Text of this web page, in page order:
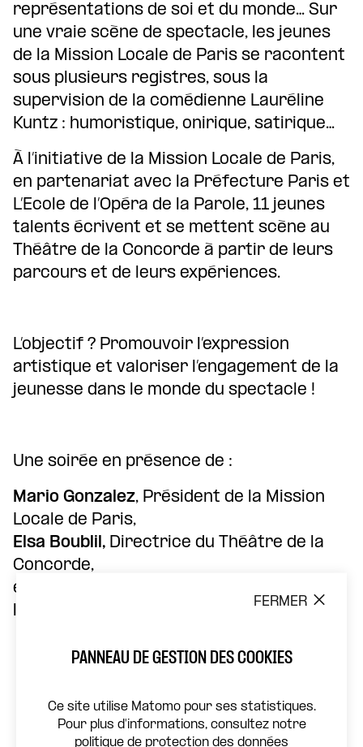
représentations de soi et du monde… Sur
une vraie scène de spectacle, les jeunes
de la Mission Locale de Paris se racontent
sous plusieurs registres, sous la
supervision de la comédienne Lauréline
Kuntz : humoristique, onirique, satirique…
À l’initiative de la Mission Locale de Paris,
en partenariat avec la Préfecture Paris et
L’Ecole de l’Opéra de la Parole, 11 jeunes
talents écrivent et se mettent scène au
Théâtre de la Concorde à partir de leurs
parcours et de leurs expériences.
L’objectif ? Promouvoir l’expression
artistique et valoriser l’engagement de la
jeunesse dans le monde du spectacle !
Une soirée en présence de :
Mario Gonzalez, Président de la Mission
Locale de Paris,
Elsa Boublil, Directrice du Théâtre de la
Concorde,
et
l’Opéra de la Parole.
FERMER
PANNEAU DE GESTION DES COOKIES
Ce site utilise Matomo pour ses statistiques.
Pour plus d'informations, consultez notre
politique de protection des données